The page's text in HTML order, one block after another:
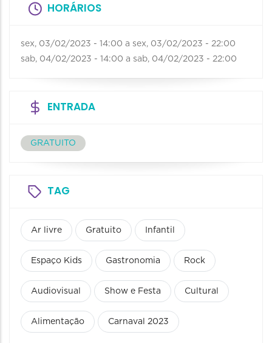
HORÁRIOS
sex, 03/02/2023 - 14:00 a sex, 03/02/2023 - 22:00
sab, 04/02/2023 - 14:00 a sab, 04/02/2023 - 22:00
ENTRADA
GRATUITO
TAG
Ar livre Gratuito Infantil
Espaço Kids Gastronomia Rock
Audiovisual Show e Festa Cultural
Alimentação Carnaval 2023